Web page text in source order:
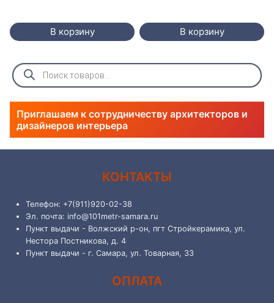
В корзину В корзину
Поиск
товаров
Приглашаем к сотрудничеству архитекторов и
дизайнеров интерьера
КОНТАКТЫ
Телефон: +7(911)920-02-38
Эл. почта: info@101metr-samara.ru
Пункт выдачи - Волжский р-он, пгт Стройкерамика, ул.
Нестора Постникова, д. 4
Пункт выдачи - г. Самара, ул. Товарная, 33
ОПЛАТА